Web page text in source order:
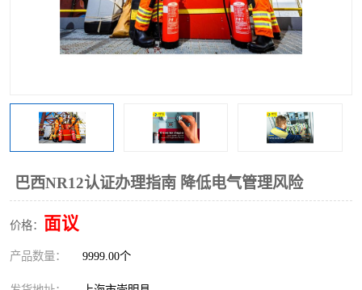
巴西NR12认证办理指南 降低电气管理风险
价格： 面议
产品数量： 9999.00个